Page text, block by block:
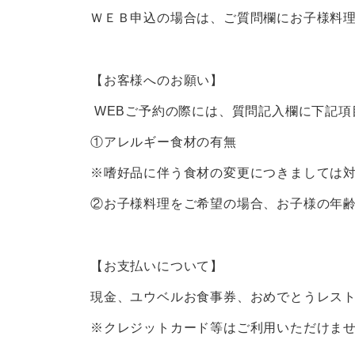
ＷＥＢ申込の場合は、ご質問欄にお子様料
【お客様へのお願い】
WEBご予約の際には、質問記入欄に下記項
①アレルギー食材の有無
※嗜好品に伴う食材の変更につきましては
②お子様料理をご希望の場合、お子様の年齢
【お支払いについて】
現金、ユウベルお食事券、おめでとうレス
※クレジットカード等はご利用いただけませ